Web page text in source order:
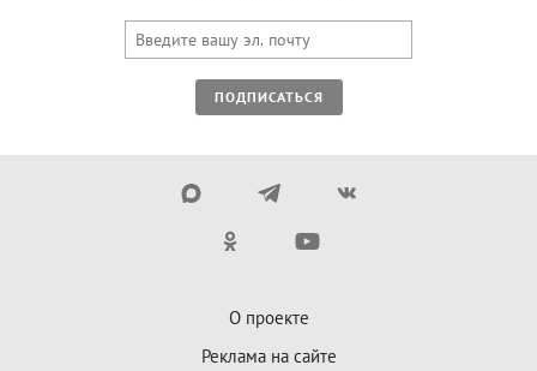
ПОДПИСАТЬСЯ
О проекте
Реклама на сайте